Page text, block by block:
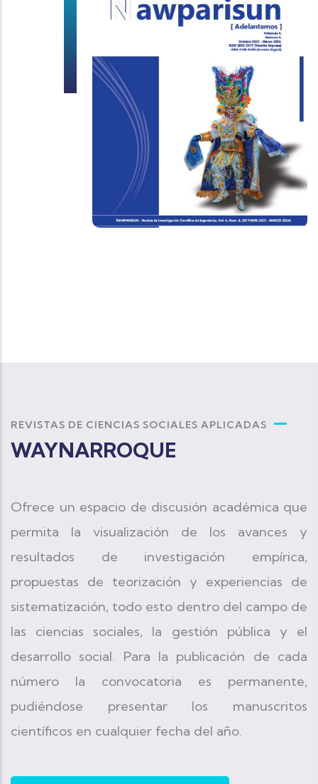
REVISTAS DE CIENCIAS SOCIALES APLICADAS
WAYNARROQUE
Ofrece un espacio de discusión académica que
permita la visualización de los avances y
resultados de investigación empírica,
propuestas de teorización y experiencias de
sistematización, todo esto dentro del campo de
las ciencias sociales, la gestión pública y el
desarrollo social. Para la publicación de cada
número la convocatoria es permanente,
pudiéndose presentar los manuscritos
científicos en cualquier fecha del año.